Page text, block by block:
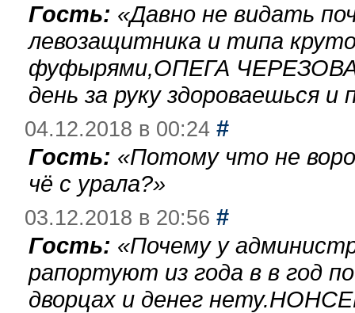
Гость: «Давно не видать
левозащитника и типа
фуфырями,ОПЕГА
день за руку здороваешься
04.12.2018 в 00:24 #
Гость: «Потому что не
чё с урала?»
03.12.2018 в 20:56 #
Гость: «Почему у
рапортуют из года в в год
дворцах и денег